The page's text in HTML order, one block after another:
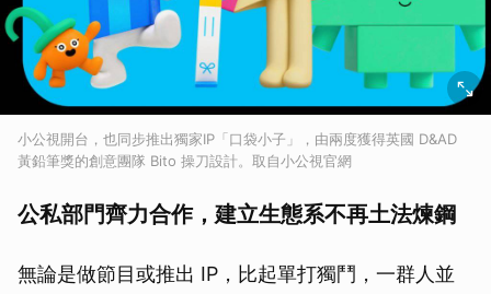
小公視開台，也同步推出獨家IP「口袋小子」，由兩度獲得英國 D&AD
黃鉛筆獎的創意團隊 Bito 操刀設計。取自小公視官網
公私部門齊力合作，建立生態系不再土法煉鋼
無論是做節目或推出 IP，比起單打獨鬥，一群人並